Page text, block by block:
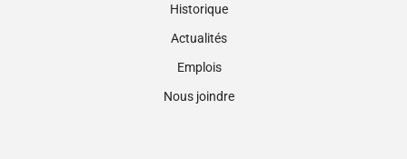
Historique
Actualités
Emplois
Nous joindre